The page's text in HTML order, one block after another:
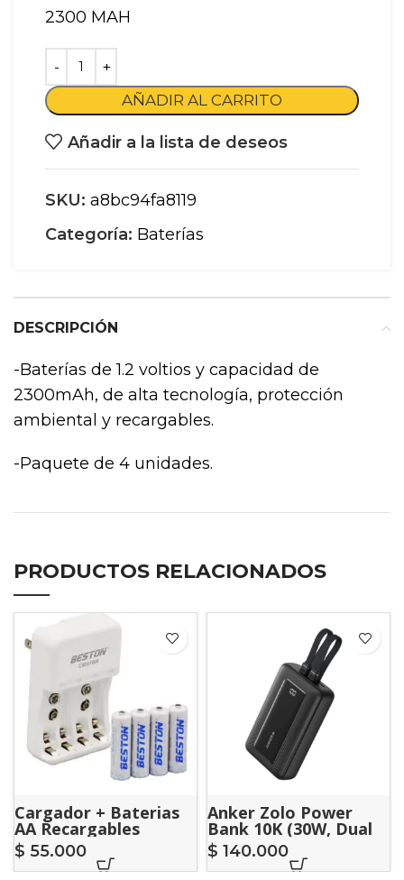
2300 MAH
AÑADIR AL CARRITO
Añadir a la lista de deseos
SKU: a8bc94fa8119
Categoría: Baterías
DESCRIPCIÓN
-Baterías de 1.2 voltios y capacidad de
2300mAh, de alta tecnología, protección
ambiental y recargables.
-Paquete de 4 unidades.
PRODUCTOS RELACIONADOS
Cargador + Baterias
AA Recargables
$ 55.000
Anker Zolo Power
Bank 10K (30W, Dual
Built-In USB-C And
Lightning Cables
$ 140.000